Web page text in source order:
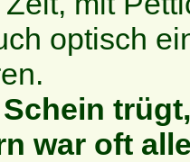
optisch
war oft